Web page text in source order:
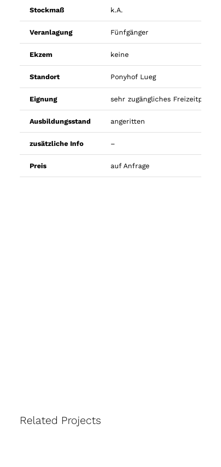
Stockmaß k.A.
Veranlagung Fünfgänger
Ekzem keine
Standort Ponyhof Lueg
Eignung sehr zugängliches Freizeitpferd
Ausbildungsstand angeritten
zusätzliche Info –
Preis auf Anfrage
Related Projects